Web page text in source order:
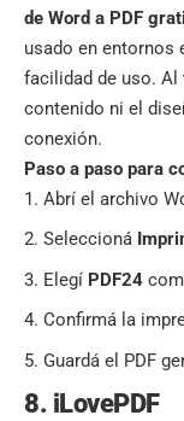
de Word a PDF
usado en entornos
facilidad de uso. Al
contenido ni el
conexión.
Paso a paso para
Abrí el archivo
Seleccioná
Elegí PDF24
Confirmá la
Guardá el PDF
8. iLovePDF